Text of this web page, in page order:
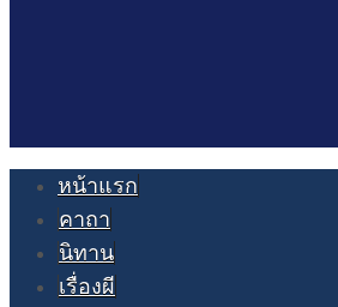
หน้าแรก
คาถา
นิทาน
เรื่องผี